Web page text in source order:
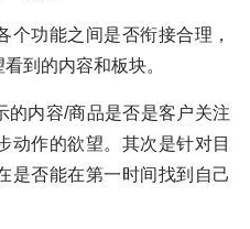
个功能之间是否衔接合理，
到的内容和板块。
的内容/商品是否是客户关注
动作的欲望。其次是针对目
是否能在第一时间找到自己